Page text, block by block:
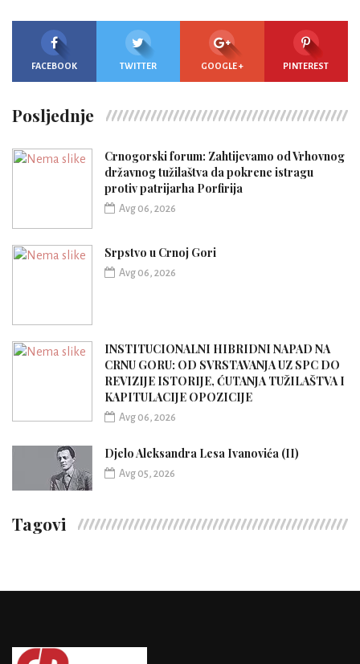
FACEBOOK TWITTER GOOGLE + PINTEREST
Posljednje
Crnogorski forum: Zahtijevamo od Vrhovnog
državnog tužilaštva da pokrene istragu
protiv patrijarha Porfirija
Avg 06, 2026
Srpstvo u Crnoj Gori
Avg 06, 2026
INSTITUCIONALNI HIBRIDNI NAPAD NA
CRNU GORU: OD SVRSTAVANJA UZ SPC DO
REVIZIJE ISTORIJE, ĆUTANJA TUŽILAŠTVA I
KAPITULACIJE OPOZICIJE
Avg 06, 2026
Djelo Aleksandra Lesa Ivanovića (II)
Avg 05, 2026
Tagovi